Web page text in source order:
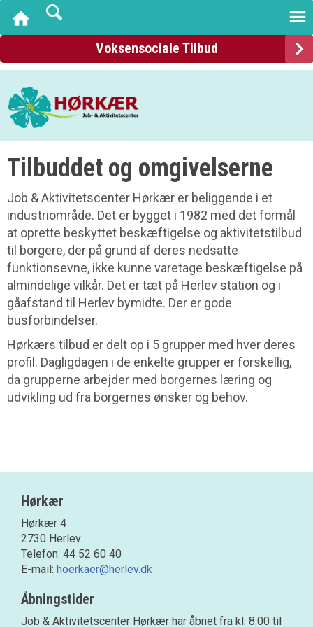
Voksensociale Tilbud
Tilbuddet og omgivelserne
Job & Aktivitetscenter Hørkær er beliggende i et
industriområde. Det er bygget i 1982 med det formål
at oprette beskyttet beskæftigelse og aktivitetstilbud
til borgere, der på grund af deres nedsatte
funktionsevne, ikke kunne varetage beskæftigelse på
almindelige vilkår. Det er tæt på Herlev station og i
gåafstand til Herlev bymidte. Der er gode
busforbindelser.
Hørkærs tilbud er delt op i 5 grupper med hver deres
profil. Dagligdagen i de enkelte grupper er forskellig,
da grupperne arbejder med borgernes læring og
udvikling ud fra borgernes ønsker og behov.
Hørkær
Hørkær 4
2730 Herlev
Telefon: 44 52 60 40
E-mail: hoerkaer@herlev.dk
Åbningstider
Job & Aktivitetscenter Hørkær har åbnet fra kl. 8.00 til